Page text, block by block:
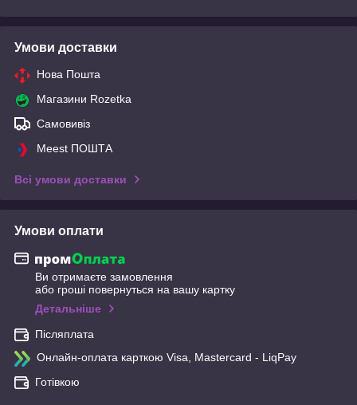
Умови доставки
Нова Пошта
Магазини Rozetka
Самовивіз
Meest ПОШТА
Всі умови доставки
Умови оплати
Ви отримаєте замовлення
або гроші повернуться на вашу картку
Детальніше
Післяплата
Онлайн-оплата карткою Visa, Mastercard - LiqPay
Готівкою